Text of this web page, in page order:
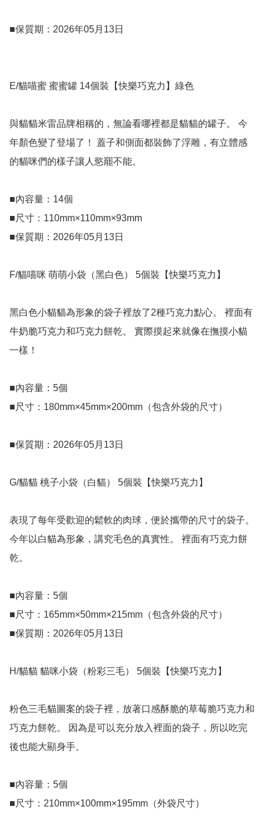
■保質期：2026年05月13日
E/貓喵蜜 蜜蜜罐 14個裝【快樂巧克力】綠色
與貓貓米雷品牌相稱的，無論看哪裡都是貓貓的罐子。 今
年顏色變了登場了！ 蓋子和側面都裝飾了浮雕，有立體感
的貓咪們的樣子讓人慾罷不能。
■內容量：14個
■尺寸：110mm×110mm×93mm
■保質期：2026年05月13日
F/貓喵咪 萌萌小袋（黑白色） 5個裝【快樂巧克力】
黑白色小貓貓為形象的袋子裡放了2種巧克力點心。 裡面有
牛奶脆巧克力和巧克力餅乾。 實際摸起來就像在撫摸小貓
一樣！
■內容量：5個
■尺寸：180mm×45mm×200mm（包含外袋的尺寸）
■保質期：2026年05月13日
G/貓貓 桃子小袋（白貓） 5個裝【快樂巧克力】
表現了每年受歡迎的鬆軟的肉球，便於攜帶的尺寸的袋子。
今年以白貓為形象，講究毛色的真實性。 裡面有巧克力餅
乾。
■內容量：5個
■尺寸：165mm×50mm×215mm（包含外袋的尺寸）
■保質期：2026年05月13日
H/貓貓 貓咪小袋（粉彩三毛） 5個裝【快樂巧克力】
粉色三毛貓圖案的袋子裡，放著口感酥脆的草莓脆巧克力和
巧克力餅乾。 因為是可以充分放入裡面的袋子，所以吃完
後也能大顯身手。
■內容量：5個
■尺寸：210mm×100mm×195mm（外袋尺寸）